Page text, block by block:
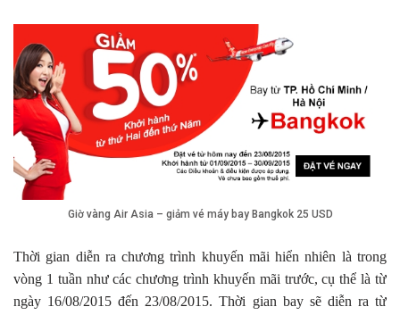
Giờ vàng Air Asia – giảm vé máy bay Bangkok 25 USD
Thời gian diễn ra chương trình khuyến mãi hiển nhiên là trong
vòng 1 tuần như các chương trình khuyến mãi trước, cụ thể là từ
ngày 16/08/2015 đến 23/08/2015. Thời gian bay sẽ diễn ra từ